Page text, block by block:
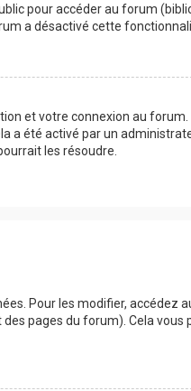
pour accéder au forum
a désactivé cette
et votre connexion au
a été activé par un
les résoudre.
Pour les modifier, accédez
pages du forum). Cela vous